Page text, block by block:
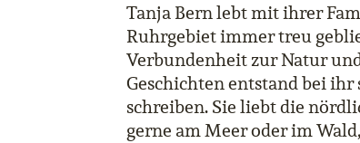
Tanja Bern lebt mit ihrer
Ruhrgebiet immer treu
Verbundenheit zur Natur
Geschichten entstand bei
schreiben. Sie liebt die
gerne am Meer oder im